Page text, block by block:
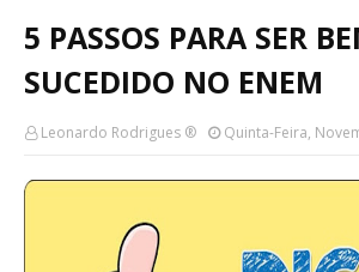
5 PASSOS PARA SER
SUCEDIDO NO ENEM
Leonardo Rodrigues ® Quinta-Feira,